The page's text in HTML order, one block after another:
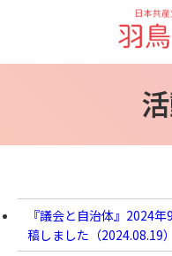
『議会と自治体』2024
稿しました（2024.08.19）